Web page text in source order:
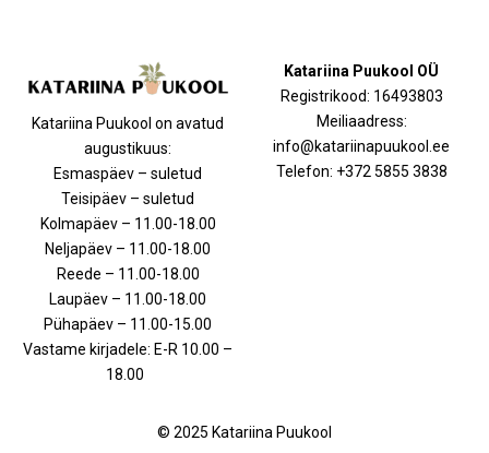
Katariina Puukool on avatud
augustikuus:
Esmaspäev – suletud
Teisipäev – suletud
Kolmapäev – 11.00-18.00
Neljapäev – 11.00-18.00
Reede – 11.00-18.00
Laupäev – 11.00-18.00
Pühapäev – 11.00-15.00
Vastame kirjadele: E-R 10.00 –
18.00
Katariina Puukool OÜ
Registrikood: 16493803
Meiliaadress:
info@katariinapuukool.ee
Telefon: +372 5855 3838
© 2025 Katariina Puukool